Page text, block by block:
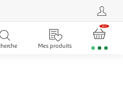
Mes produits